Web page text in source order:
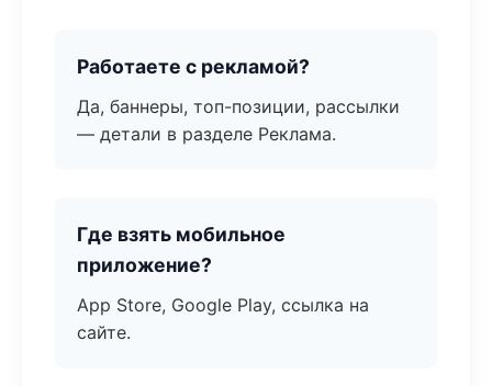
Работаете с рекламой?
Да, баннеры, топ-позиции, рассылки
— детали в разделе Реклама.
Где взять мобильное
приложение?
App Store, Google Play, ссылка на
сайте.